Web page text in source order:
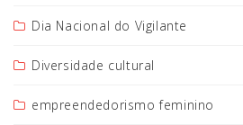
Dia Nacional do Vigilante
Diversidade cultural
empreendedorismo feminino